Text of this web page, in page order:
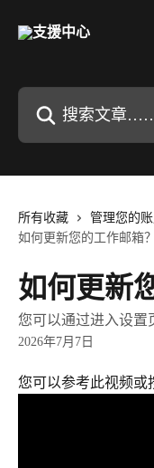
所有收藏 管理您的
如何更新您的工作邮箱？
如何更新
您可以通过进入设置
2026年7月7日
您可以参考此视频或